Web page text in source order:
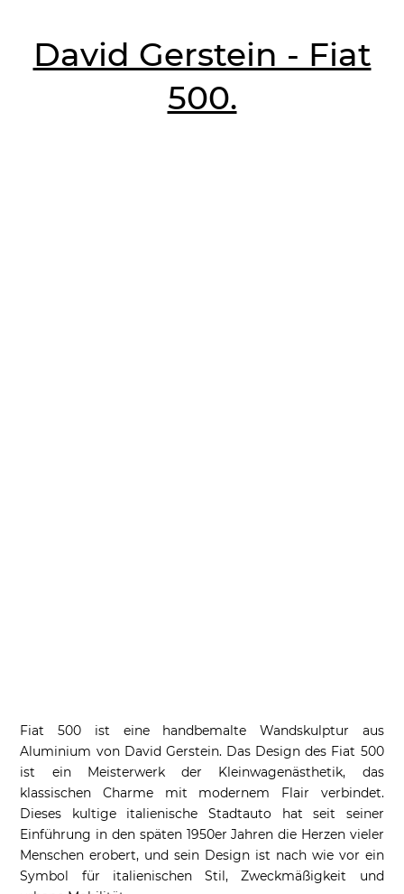
David Gerstein - Fiat
500.
Fiat 500 ist eine handbemalte Wandskulptur aus
Aluminium von David Gerstein. Das Design des Fiat 500
ist ein Meisterwerk der Kleinwagenästhetik, das
klassischen Charme mit modernem Flair verbindet.
Dieses kultige italienische Stadtauto hat seit seiner
Einführung in den späten 1950er Jahren die Herzen vieler
Menschen erobert, und sein Design ist nach wie vor ein
Symbol für italienischen Stil, Zweckmäßigkeit und